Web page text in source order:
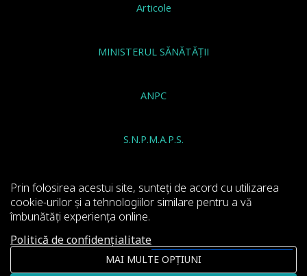
Articole
MINISTERUL SĂNĂTĂȚII
ANPC
S.N.P.M.A.P.S.
INSTITUTUL NATIONAL DE SANATATE PUBLICA
Copyright © 2026 | Viridian
Prin folosirea acestui site, sunteți de acord cu utilizarea
cookie-urilor și a tehnologiilor similare pentru a vă
îmbunătăți experiența online.
Politică de confidențialitate
MAI MULTE OPȚIUNI